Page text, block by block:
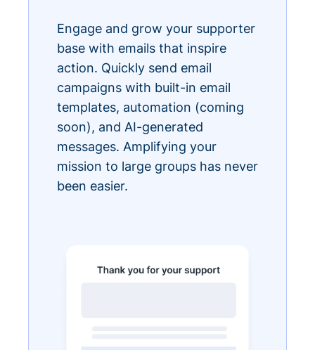
Engage and grow your supporter
base with emails that inspire
action. Quickly send email
campaigns with built-in email
templates, automation (coming
soon), and AI-generated
messages. Amplifying your
mission to large groups has never
been easier.